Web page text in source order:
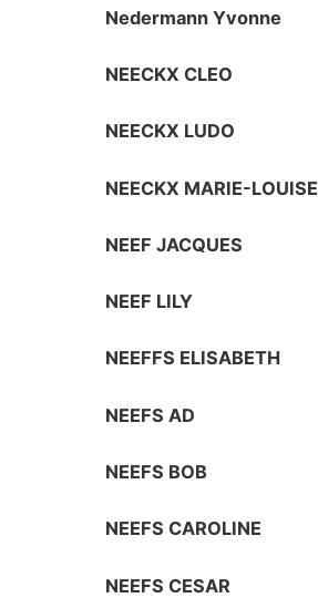
Nedermann Yvonne
NEECKX CLEO
NEECKX LUDO
NEECKX MARIE-LOUISE
NEEF JACQUES
NEEF LILY
NEEFFS ELISABETH
NEEFS AD
NEEFS BOB
NEEFS CAROLINE
NEEFS CESAR